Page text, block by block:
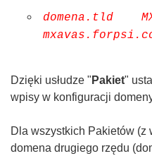
domena.tld
Dzięki usłudze " Pakiet"
wpisy w konfiguracji
Dla wszystkich Pakietów (z
domena drugiego rzędu